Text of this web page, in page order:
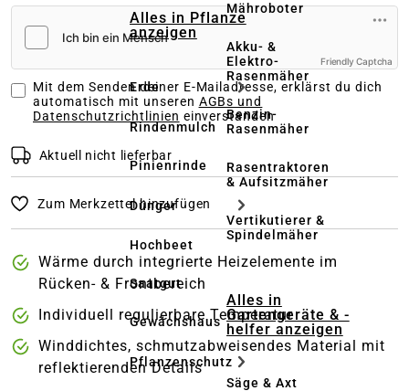
Alles in Pflanze
anzeigen
Erde
Rindenmulch
Pinienrinde
Dünger
Hochbeet
Saatgut
Gewächshaus
Pflanzenschutz
Mähroboter
Akku- &
Elektro-
Rasenmäher
Benzin-
Rasenmäher
Rasentraktoren
& Aufsitzmäher
Vertikutierer &
Spindelmäher
Alles in
Gartengeräte & -
helfer anzeigen
Säge & Axt
Friendly Captcha
Mit dem Senden deiner E-Mailadresse, erklärst du dich
automatisch mit unseren AGBs und
Datenschutzrichtlinien einverstanden
Aktuell nicht lieferbar
Zum Merkzettel hinzufügen
Wärme durch integrierte Heizelemente im
Rücken- & Frontbereich
Individuell regulierbare Temperatur
Winddichtes, schmutzabweisendes Material mit
reflektierenden Details